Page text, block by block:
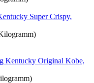
Super Crispy,
Kentucky Original Kobe,